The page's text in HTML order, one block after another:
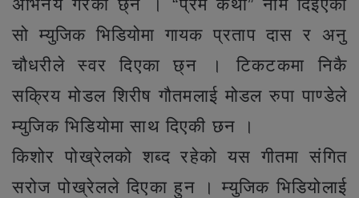
अभिनय गरेका छ्न । “प्रेम कथा” नाम दिईएको
सो म्युजिक भिडियोमा गायक प्रताप दास र अनु
चौधरीले स्वर दिएका छ्न । टिकटकमा निकै
सक्रिय मोडल शिरीष गौतमलाई मोडल रुपा पाण्डेले
म्युजिक भिडियोमा साथ दिएकी छन ।
किशोर पोख्रेलको शब्द रहेको यस गीतमा संगित
सरोज पोख्रेलले दिएका हुन । म्युजिक भिडियोलाई